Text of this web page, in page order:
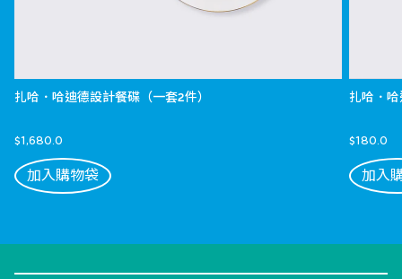
扎哈．哈迪德設計餐碟（一套2件）
$1,680.0
加入購物袋
扎哈．
$180.0
加入